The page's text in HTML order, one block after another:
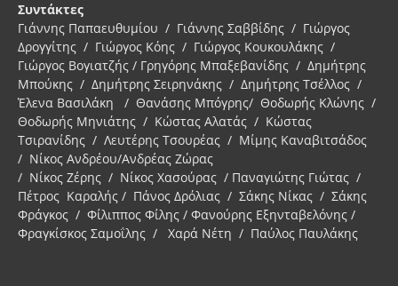
Συντάκτες
Γιάννης Παπαευθυμίου / Γιάννης Σαββίδης / Γιώργος
Δρογγίτης / Γιώργος Κόης / Γιώργος Κουκουλάκης /
Γιώργος Βογιατζής / Γρηγόρης Μπαξεβανίδης / Δημήτρης
Μπούκης / Δημήτρης Σειρηνάκης / Δημήτρης Τσέλλος /
Έλενα Βασιλάκη / Θανάσης Μπόγρης/ Θοδωρής Κλώνης /
Θοδωρής Μηνιάτης / Κώστας Αλατάς / Κώστας
Τσιρανίδης / Λευτέρης Τσουρέας / Μίμης Καναβιτσάδος
/ Νίκος Ανδρέου/Ανδρέας Ζώρας
/ Νίκος Ζέρης / Νίκος Χασούρας / Παναγιώτης Γιώτας /
Πέτρος Καραλής / Πάνος Δρόλιας / Σάκης Νίκας / Σάκης
Φράγκος / Φίλιππος Φίλης / Φανούρης Εξηνταβελόνης /
Φραγκίσκος Σαμοΐλης / Χαρά Νέτη / Παύλος Παυλάκης